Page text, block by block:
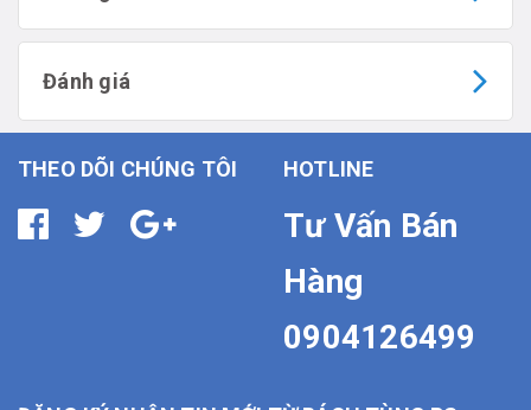
Đánh giá
THEO DÕI CHÚNG TÔI HOTLINE
Tư Vấn Bán
Hàng
0904126499